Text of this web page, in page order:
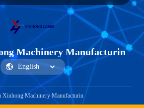
Machinery Manufacturin
Xinhong Machinery Manufacturin